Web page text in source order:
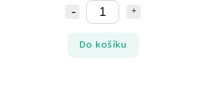
Do košíku